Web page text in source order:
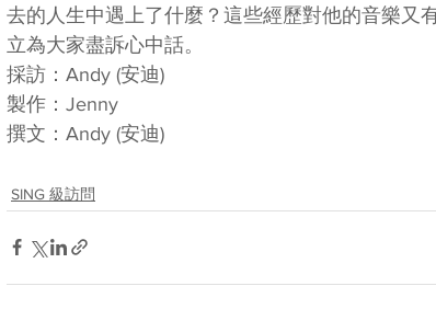
去的人生中遇上了什麼？這些經歷對他的音樂又
立為大家盡訴心中話。
採訪：Andy (安迪)
製作：Jenny
撰文：Andy (安迪)
SING 級訪問